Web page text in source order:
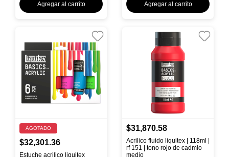
Agregar al carrito Agregar al carrito
AGOTADO
$32,301.36
Estuche acrilico liquitex
$31,870.58
Acrilico fluido liquitex | 118ml |
rf 151 | tono rojo de cadmio
medio